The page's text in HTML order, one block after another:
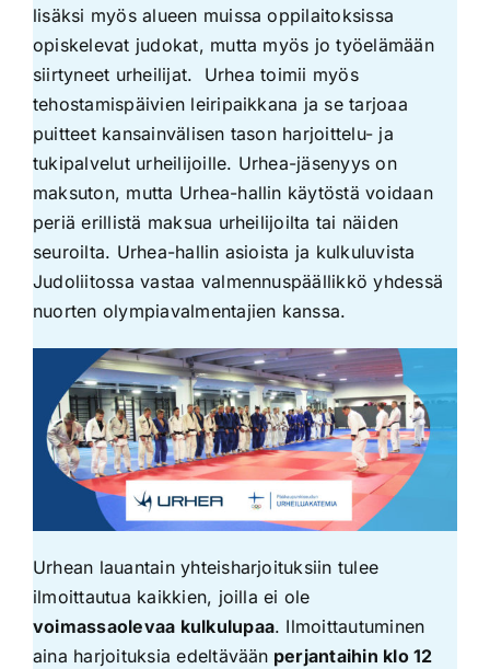
lisäksi myös alueen muissa oppilaitoksissa
opiskelevat judokat, mutta myös jo työelämään
siirtyneet urheilijat. Urhea toimii myös
tehostamispäivien leiripaikkana ja se tarjoaa
puitteet kansainvälisen tason harjoittelu- ja
tukipalvelut urheilijoille. Urhea-jäsenyys on
maksuton, mutta Urhea-hallin käytöstä voidaan
periä erillistä maksua urheilijoilta tai näiden
seuroilta. Urhea-hallin asioista ja kulkuluvista
Judoliitossa vastaa valmennuspäällikkö yhdessä
nuorten olympiavalmentajien kanssa.
Urhean lauantain yhteisharjoituksiin tulee
ilmoittautua kaikkien, joilla ei ole
voimassaolevaa kulkulupaa. Ilmoittautuminen
aina harjoituksia edeltävään perjantaihin klo 12